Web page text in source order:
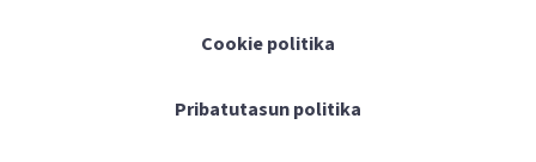
Cookie politika
Pribatutasun politika